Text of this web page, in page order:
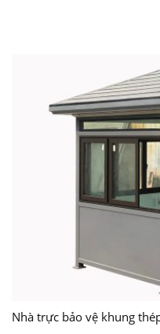
Nhà trực bảo vệ khung